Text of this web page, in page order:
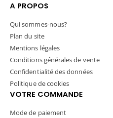
A PROPOS
Qui sommes-nous?
Plan du site
Mentions légales
Conditions générales de vente
Confidentialité des données
Politique de cookies
VOTRE COMMANDE
Mode de paiement